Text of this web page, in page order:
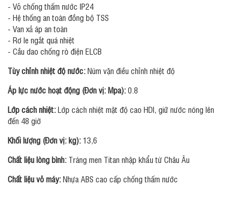
- Vỏ chống thấm nước IP24
- Hệ thống an toàn đồng bộ TSS
- Van xả áp an toàn
- Rơ le ngắt quá nhiệt
- Cầu dao chống rò điện ELCB
Tùy chỉnh nhiệt độ nước:Núm vặn điều chỉnh nhiệt độ
Áp lực nước hoạt động (Đơn vị: Mpa):0.8
Lớp cách nhiệt:Lớp cách nhiệt mật độ cao HDI, giữ nước nóng lên
đến 48 giờ
Khối lượng (Đơn vị: kg): 13,6
Chất liệu lòng bình: Tráng men Titan nhập khẩu từ Châu Âu
Chất liệu vỏ máy:Nhựa ABS cao cấp chống thấm nước